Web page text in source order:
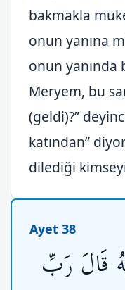
bakmakla
onun yanına
onun yanında
Meryem, bu
(geldi)?”
katından”
dilediği kimseyi
Ayet 38
قَالَ رَبِّ